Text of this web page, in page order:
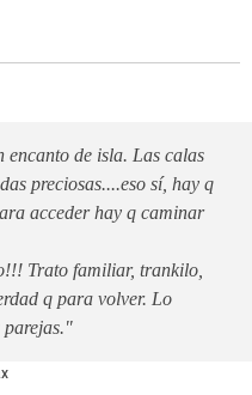
encanto de isla. Las calas
preciosas....eso sí, hay q
acceder hay q caminar
Trato familiar, trankilo,
q para volver. Lo
parejas."